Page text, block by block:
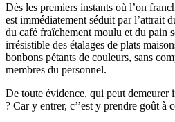
Dès les premiers instants où l’on
est immédiatement séduit par l’attrait
du café fraîchement moulu et du pain
irrésistible des étalages de plats
bonbons pétants de couleurs, sans
membres du personnel.
De toute évidence, qui peut demeurer
? Car y entrer, c’’est y prendre goût à